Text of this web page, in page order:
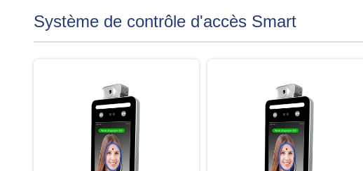
Système de contrôle d'accès Smart